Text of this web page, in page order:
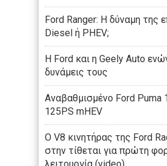
Ford Ranger: Η δύναμη της
Diesel ή PHEV;
Η Ford και η Geely Auto
δυνάμεις τους
Αναβαθμισμένο Ford Puma
125PS mHEV
O V8 κινητήρας της Ford
στην τίθεται για πρώτη